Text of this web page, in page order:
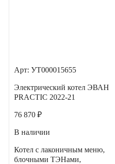
Арт: УТ000015655
Электрический котел ЭВАН
PRACTIC 2022-21
76 870 ₽
В наличии
Котел с лаконичным меню,
блочными ТЭНами,